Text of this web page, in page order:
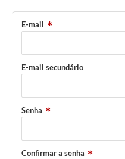
E-mail
E-mail secundário
Senha
Confirmar a senha